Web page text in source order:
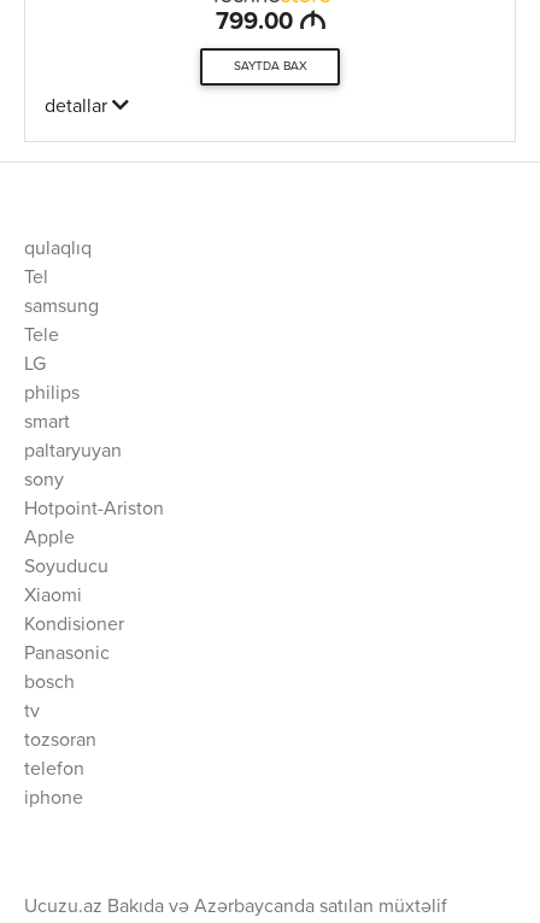
799.00 M
SAYTDA BAX
detallar
qulaqlıq
Tel
samsung
Tele
LG
philips
smart
paltaryuyan
sony
Hotpoint-Ariston
Apple
Soyuducu
Xiaomi
Kondisioner
Panasonic
bosch
tv
tozsoran
telefon
iphone
Ucuzu.az Bakıda və Azərbaycanda satılan müxtəlif